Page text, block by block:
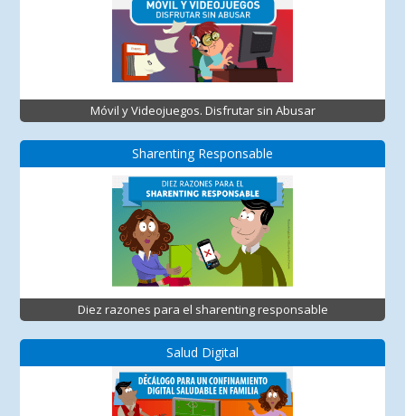
Móvil y Videojuegos. Disfrutar sin Abusar
Sharenting Responsable
Diez razones para el sharenting responsable
Salud Digital